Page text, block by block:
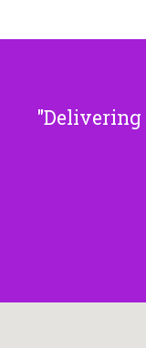
Delivering